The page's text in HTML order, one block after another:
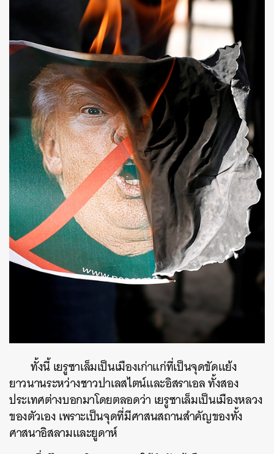
ทั้งนี้ เยรูซาเล็มเป็นเมืองเก่าแก่ที่เป็นจุดขัดแย้ง
ยาวนานระหว่างชาวปาเลสไตน์และอิสราเอล ทั้งสอง
ประเทศต่างบอกมาโดยตลอดว่า เยรูซาเล็มเป็นเมืองหลวง
ของตัวเอง เพราะเป็นจุดที่มีศาสนสถานสำคัญของทั้ง
ศาสนาอิสลามและยูดาห์